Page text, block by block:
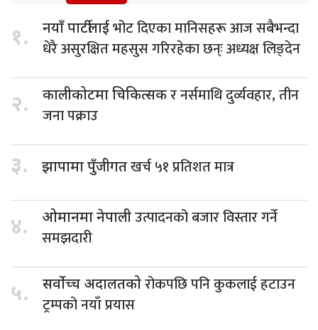
१. नयाँ पार्टीलाईभोट दिएका मानिसहरू आज सबैभन्दा
धेरै असुरक्षित महसुस गरिरहेका छन्ः अध्यक्ष लिङ्देन
२. कालीकोटमा चिकित्सकर नर्समाथि दुर्व्यवहार, तीन
जना पक्राउ
३. झापामा पुँजीगतखर्च ५१ प्रतिशत मात्र
४. ओमानमा नेपालीउत्पादनको बजार विस्तार गर्ने
समझदारी
५. सर्वोच्च अदालतकोरोकपछि पनि कुकलाई हटाउन
ट्रम्पको नयाँ प्रयास